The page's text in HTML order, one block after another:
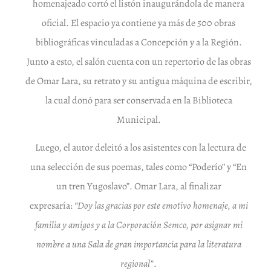
homenajeado cortó el listón inaugurándola de manera
oficial. El espacio ya contiene ya más de 500 obras
bibliográficas vinculadas a Concepción y a la Región.
Junto a esto, el salón cuenta con un repertorio de las obras
de Omar Lara, su retrato y su antigua máquina de escribir,
la cual donó para ser conservada en la Biblioteca
Municipal.
Luego, el autor deleitó a los asistentes con la lectura de
una selección de sus poemas, tales como “Poderío” y “En
un tren Yugoslavo”. Omar Lara, al finalizar
expresaría:“Doy las gracias por este emotivo homenaje, a mi
familia y amigos y a la Corporación Semco, por asignar mi
nombre a una Sala de gran importancia para la literatura
regional”.